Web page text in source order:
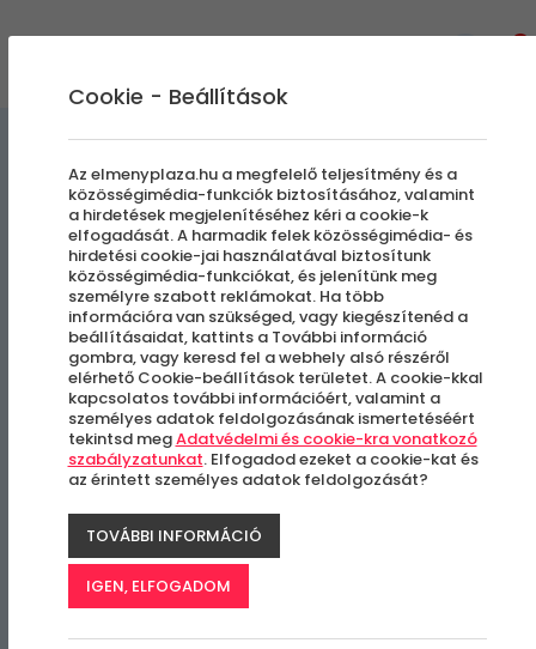
Meditatív Sushi Készítés
Páty
Cookie - Beállítások
Az elmenyplaza.hu a megfelelő teljesítmény és a
közösségimédia-funkciók biztosításához, valamint
a hirdetések megjelenítéséhez kéri a cookie-k
elfogadását. A harmadik felek közösségimédia- és
hirdetési cookie-jai használatával biztosítunk
közösségimédia-funkciókat, és jelenítünk meg
személyre szabott reklámokat. Ha több
információra van szükséged, vagy kiegészítenéd a
beállításaidat, kattints a További információ
gombra, vagy keresd fel a webhely alsó részéről
elérhető Cookie-beállítások területet. A cookie-kkal
kapcsolatos további információért, valamint a
személyes adatok feldolgozásának ismertetéséért
tekintsd megAdatvédelmi és cookie-kra vonatkozó
szabályzatunkat. Elfogadod ezeket a cookie-kat és
az érintett személyes adatok feldolgozását?
TOVÁBBI INFORMÁCIÓ
IGEN, ELFOGADOM